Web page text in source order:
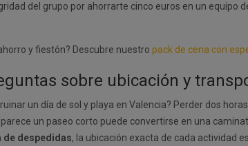
del grupo por ahorrarte cinco euros en un equipo
y fiestón? Descubre nuestro pack de cena con
sobre ubicación y
un día de sol y playa en Valencia? Perder dos
un paseo corto puede convertirse en una
de despedidas, la ubicación exacta de cada actividad